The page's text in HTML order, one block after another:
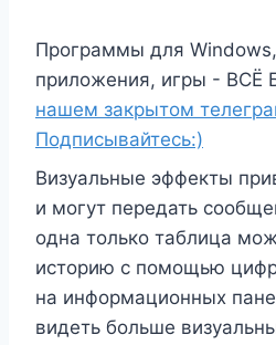
Программы для
приложения, игры - ВСЁ
нашем закрытом
Подписывайтесь:)
Визуальные эффекты
и могут передать
одна только таблица
историю с помощью
на информационных
видеть больше